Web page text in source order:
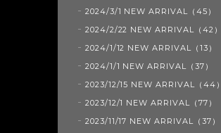
2024/3/1 NEW ARRIVAL（45）
2024/2/22 NEW ARRIVAL（42）
2024/1/12 NEW ARRIVAL（13）
2024/1/1 NEW ARRIVAL（37）
2023/12/15 NEW ARRIVAL（44）
2023/12/1 NEW ARRIVAL（77）
2023/11/17 NEW ARRIVAL（37）